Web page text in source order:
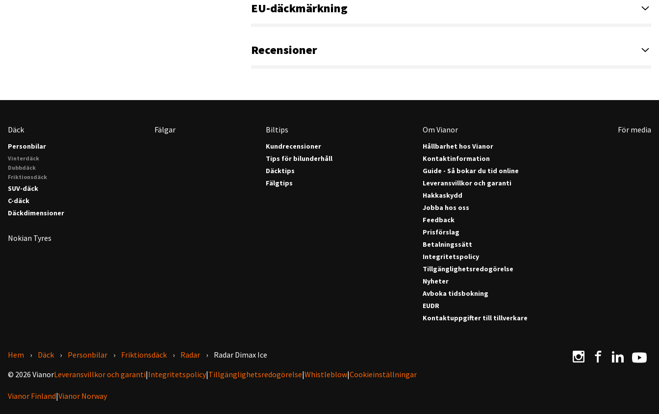
EU-däckmärkning
Recensioner
Däck
Personbilar
Vinterdäck
Dubbdäck
Friktionsdäck
SUV-däck
C-däck
Däckdimensioner
Nokian Tyres
Fälgar Biltips
Kundrecensioner
Tips för bilunderhåll
Däcktips
Fälgtips
Om Vianor
Hållbarhet hos Vianor
Kontaktinformation
Guide - Så bokar du tid online
Leveransvillkor och garanti
Hakkaskydd
Jobba hos oss
Feedback
Prisförslag
Betalningssätt
Integritetspolicy
Tillgänglighetsredogörelse
Nyheter
Avboka tidsbokning
EUDR
Kontaktuppgifter till tillverkare
För media
Hem Däck Personbilar Friktionsdäck Radar
Radar Dimax Ice
© 2026 VianorLeveransvillkor och garanti|Integritetspolicy|Tillgänglighetsredogörelse|Whistleblow|Cookieinställningar
Vianor Finland|Vianor Norway